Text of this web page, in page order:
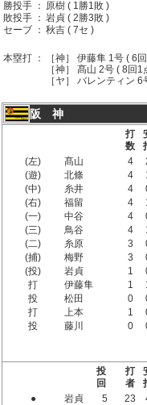
勝投手 ： 原樹 ( 1勝1敗 )
敗投手 ： 岩貞 ( 2勝3敗 )
セーブ ： 秋吉 ( 7セ )
本塁打 ：
［神］ 伊藤隼 1号 ( 6
［神］ 髙山 2号 ( 8回1
［ヤ］ バレンティン
阪 神
打
数
(左)
髙山 4
(遊)
北條 4
(中)
糸井 4
(右)
福留 4
(一)
中谷 4
(三)
鳥谷 4
(二)
糸原 3
(捕)
梅野 3
(投)
岩貞 1
打
伊藤隼 1
投
松田 0
打
上本 1
投
藤川 0
投
回
打
者
●
岩貞 5 23